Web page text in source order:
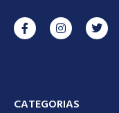
CATEGORIAS